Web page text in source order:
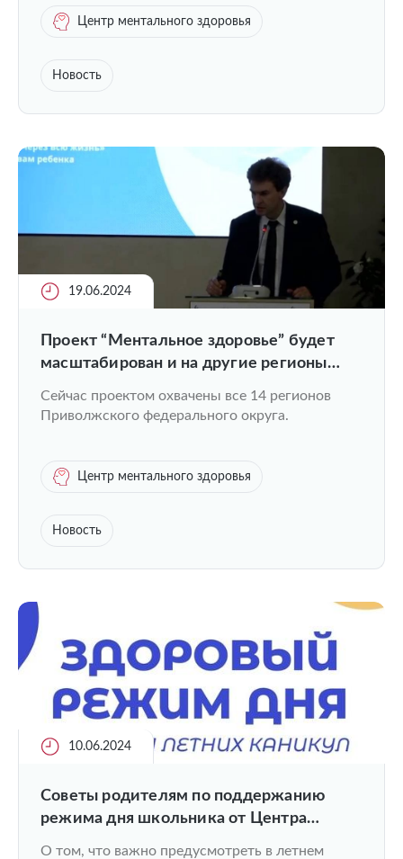
Центр ментального здоровья
Новость
19.06.2024
Проект “Ментальное здоровье” будет
масштабирован и на другие регионы
Сейчас проектом охвачены все 14 регионов
Приволжского федерального округа.
Центр ментального здоровья
Новость
10.06.2024
Советы родителям по поддержанию
режима дня школьника от Центра
О том, что важно предусмотреть в летнем